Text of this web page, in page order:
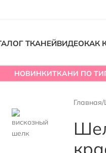
ТКАНЕЙВИДЕОКАК
НОВИНКИТКАНИ ПО
Главная/